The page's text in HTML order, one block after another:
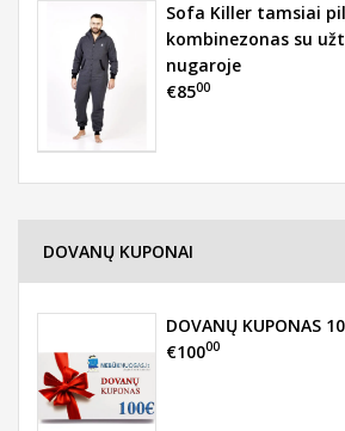
Sofa Killer tamsiai
kombinezonas su
nugaroje
€8500
DOVANŲ KUPONAI
DOVANŲ KUPONAS
€10000